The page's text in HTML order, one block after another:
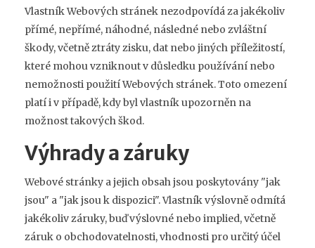
Vlastník Webových stránek nezodpovídá za jakékoliv
přímé, nepřímé, náhodné, následné nebo zvláštní
škody, včetně ztráty zisku, dat nebo jiných příležitostí,
které mohou vzniknout v důsledku používání nebo
nemožnosti použití Webových stránek. Toto omezení
platí i v případě, kdy byl vlastník upozorněn na
možnost takových škod.
Výhrady a záruky
Webové stránky a jejich obsah jsou poskytovány "jak
jsou" a "jak jsou k dispozici". Vlastník výslovně odmítá
jakékoliv záruky, buď výslovné nebo implied, včetně
záruk o obchodovatelnosti, vhodnosti pro určitý účel